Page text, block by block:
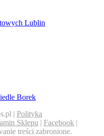
Lublin
Borek
| Polityka
Sklepu | Facebook |
treści zabronione.